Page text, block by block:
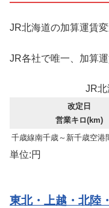
JR北海道の加算運賃変
JR各社で唯一、加算
JR北
改定日
営業キロ(km)
千歳線南千歳～新千歳空港
単位:円
東北・上越・北陸